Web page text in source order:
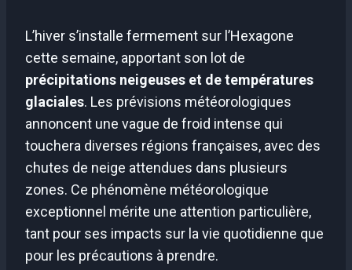
L’hiver s’installe fermement sur l’Hexagone
cette semaine, apportant son lot de
précipitations neigeuses et de températures
glaciales. Les prévisions météorologiques
annoncent une vague de froid intense qui
touchera diverses régions françaises, avec des
chutes de neige attendues dans plusieurs
zones. Ce phénomène météorologique
exceptionnel mérite une attention particulière,
tant pour ses impacts sur la vie quotidienne que
pour les précautions à prendre.